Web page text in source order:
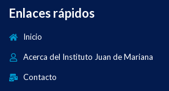
Enlaces rápidos
Inicio
Acerca del Instituto Juan de Mariana
Contacto